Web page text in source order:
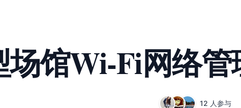
场馆Wi-Fi网络
12 人参与